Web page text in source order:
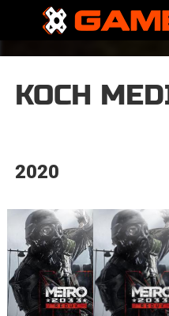
KOCH
2020